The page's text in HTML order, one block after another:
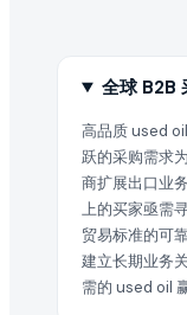
全球 B2B
高品质 used
跃的采购需求
商扩展出口业
上的买家亟需
贸易标准的可
建立长期业务
需的 used oil